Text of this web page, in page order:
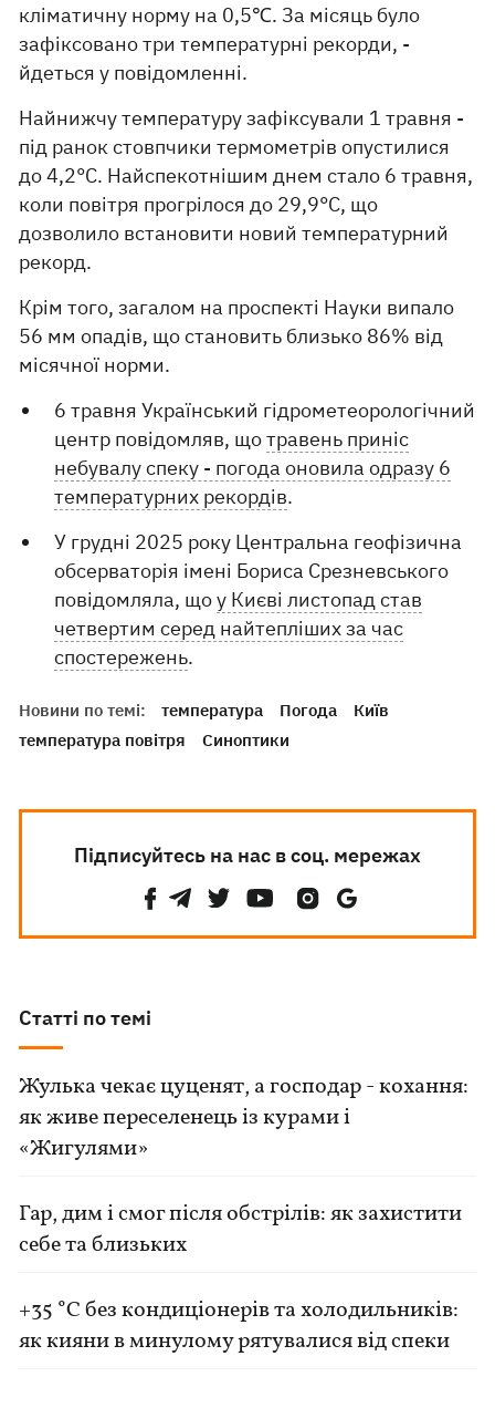
кліматичну норму на 0,5℃. За місяць було
зафіксовано три температурні рекорди, -
йдеться у повідомленні.
Найнижчу температуру зафіксували 1 травня -
під ранок стовпчики термометрів опустилися
до 4,2°С. Найспекотнішим днем стало 6 травня,
коли повітря прогрілося до 29,9°С, що
дозволило встановити новий температурний
рекорд.
Крім того, загалом на проспекті Науки випало
56 мм опадів, що становить близько 86% від
місячної норми.
6 травня Український гідрометеорологічний
центр повідомляв, щотравень приніс
небувалу спеку - погода оновила одразу 6
температурних рекордів.
У грудні 2025 року Центральна геофізична
обсерваторія імені Бориса Срезневського
повідомляла, щоу Києві листопад став
четвертим серед найтепліших за час
спостережень.
Новини по темі: температура Погода
Київ
температура повітря
Синоптики
Підписуйтесь на нас в соц. мережах
Статті по темі
Жулька чекає цуценят, а господар - кохання:
як живе переселенець із курами і
«Жигулями»
Гар, дим і смог після обстрілів: як захистити
себе та близьких
+35 °C без кондиціонерів та холодильників:
як кияни в минулому рятувалися від спеки